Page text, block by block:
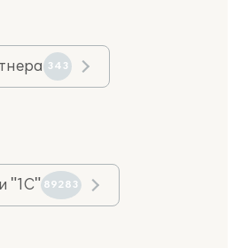
343
"1С" 89283